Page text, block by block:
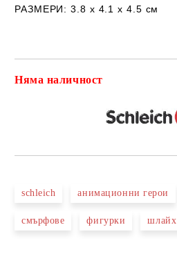
РАЗМЕРИ: 3.8 х 4.1 х 4.5 см
Няма наличност
schleich анимационни герои
смърфове фигурки шлайх